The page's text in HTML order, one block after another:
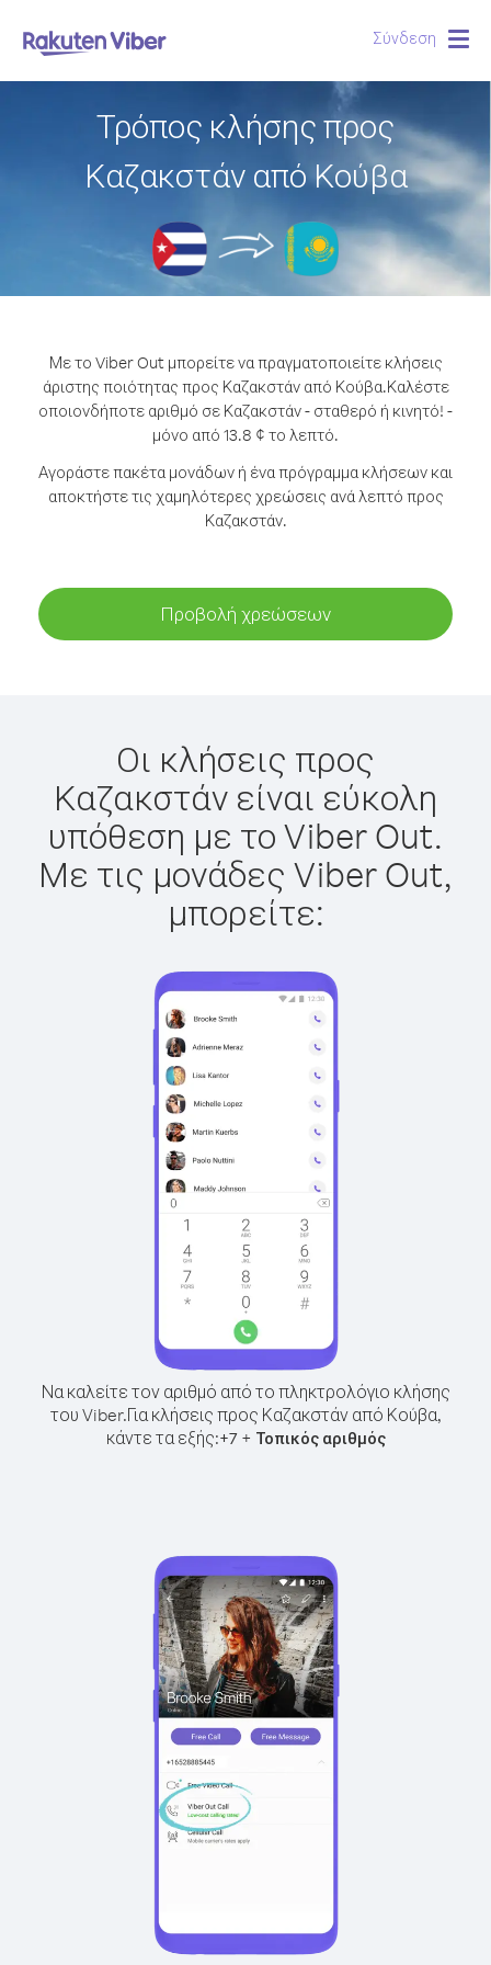
Σύνδεση
Τρόπος κλήσης προς
Καζακστάν από Κούβα
Με το Viber Out μπορείτε να πραγματοποιείτε κλήσεις
άριστης ποιότητας προς Καζακστάν από Κούβα.Καλέστε
οποιονδήποτε αριθμό σε Καζακστάν - σταθερό ή κινητό! -
μόνο από 13.8 ¢ το λεπτό.
Αγοράστε πακέτα μονάδων ή ένα πρόγραμμα κλήσεων και
αποκτήστε τις χαμηλότερες χρεώσεις ανά λεπτό προς
Καζακστάν.
Προβολή χρεώσεων
Οι κλήσεις προς
Καζακστάν είναι εύκολη
υπόθεση με το Viber Out.
Με τις μονάδες Viber Out,
μπορείτε:
Να καλείτε τον αριθμό από το πληκτρολόγιο κλήσης
του Viber.Για κλήσεις προς Καζακστάν από Κούβα,
κάντε τα εξής:+7+ Τοπικός αριθμός